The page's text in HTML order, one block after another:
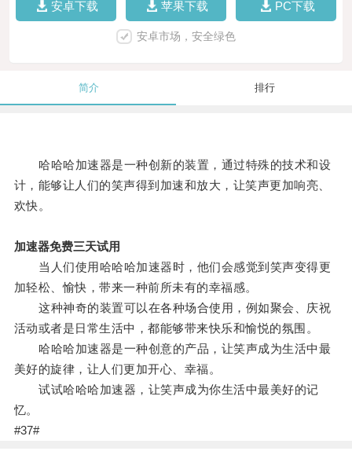
安卓下载 苹果下载 PC下载
安卓市场，安全绿色
简介 排行
哈哈哈加速器是一种创新的装置，通过特殊的技术和设
计，能够让人们的笑声得到加速和放大，让笑声更加响亮、
欢快。
加速器免费三天试用
当人们使用哈哈哈加速器时，他们会感觉到笑声变得更
加轻松、愉快，带来一种前所未有的幸福感。
这种神奇的装置可以在各种场合使用，例如聚会、庆祝
活动或者是日常生活中，都能够带来快乐和愉悦的氛围。
哈哈哈加速器是一种创意的产品，让笑声成为生活中最
美好的旋律，让人们更加开心、幸福。
试试哈哈哈加速器，让笑声成为你生活中最美好的记
忆。
#37#